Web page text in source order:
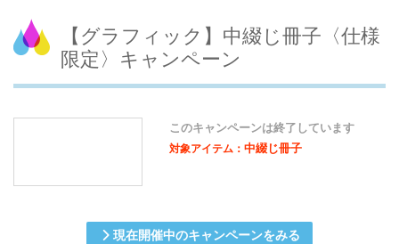
【グラフィック】中綴じ冊子〈仕様
限定〉キャンペーン
このキャンペーンは終了しています
対象アイテム： 中綴じ冊子
現在開催中のキャンペーンをみる